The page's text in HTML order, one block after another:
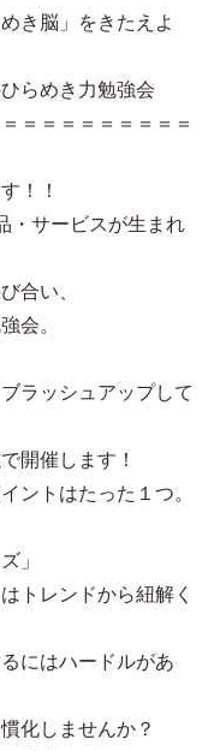
き脳」をきたえよ
らめき力勉強会
＝＝＝＝＝＝＝＝＝
！！
・サービスが生まれ
合い、
会。
ラッシュアップして
開催します！
ントはたった１つ。
」
トレンドから紐解く
にはハードルがあ
化しませんか？